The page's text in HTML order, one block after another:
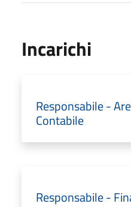
Incarichi
Responsabile -
Contabile
Responsabile -